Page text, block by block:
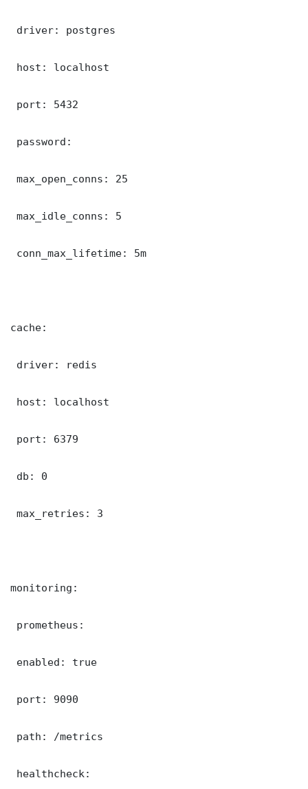
driver: postgres
host: localhost
port: 5432
password:
max_open_conns: 25
max_idle_conns: 5
conn_max_lifetime: 5m
cache:
driver: redis
host: localhost
port: 6379
db: 0
max_retries: 3
monitoring:
prometheus:
enabled: true
port: 9090
path: /metrics
healthcheck: